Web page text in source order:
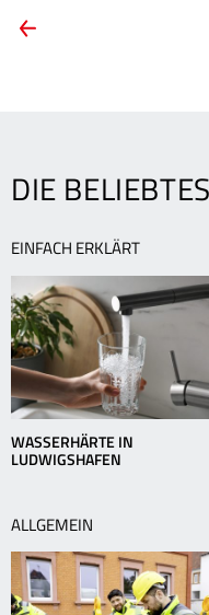
ARTIKEL-
den
Klimaschutz!
DIE
EINFACH ERKLÄRT
WASSERHÄRTE IN
LUDWIGSHAFEN
ALLGEMEIN